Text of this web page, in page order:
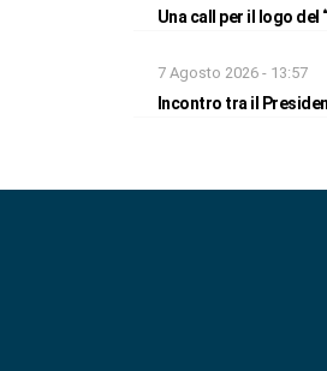
Una call per il logo
7 Agosto 2026 - 13:57
Incontro tra il